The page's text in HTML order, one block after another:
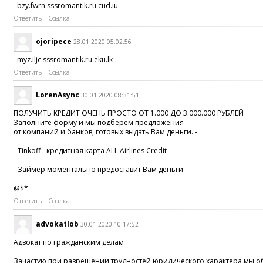
bzy.fwrn.sssromantik.ru.cud.iu
Ответить Ссылка
ojoripece 28.01.2020 05:02:56
myz.iljc.sssromantik.ru.eku.lk
Ответить Ссылка
LorenAsync 30.01.2020 08:31:51
ПОЛУЧИТЬ КРЕДИТ ОЧЕНЬ ПРОСТО ОТ 1.000 ДО 3.000.000 РУБЛЕЙ
Заполните форму и мы подберем предложения
от компаний и банков, готовых выдать Вам деньги. -
- Tinkoff - кредитная карта ALL Airlines Credit
- Займер моментально предоставит Вам деньги
@$*
Ответить Ссылка
advokatlob 30.01.2020 10:17:52
Адвокат по гражданским делам
Зачастую при разрешении трудностей юридического характера мы